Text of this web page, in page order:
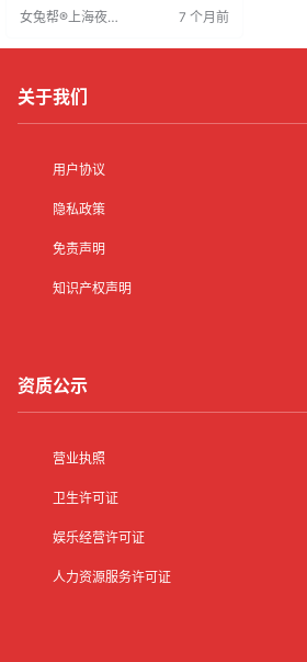
形象佳，沟通能力强，有经验者优
发展势头强劲，管理规范场所有助
升竞争力，实现职业发展。
女兔帮®上海夜场
7 个月前
关于我们
用户协议
隐私政策
免责声明
知识产权声明
资质公示
营业执照
卫生许可证
娱乐经营许可证
人力资源服务许可证